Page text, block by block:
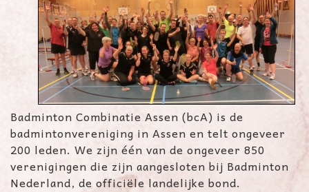
Badminton Combinatie Assen (bcA) is de
badmintonvereniging in Assen en telt ongeveer
200 leden. We zijn één van de ongeveer 850
verenigingen die zijn aangesloten bij Badminton
Nederland, de officiële landelijke bond.